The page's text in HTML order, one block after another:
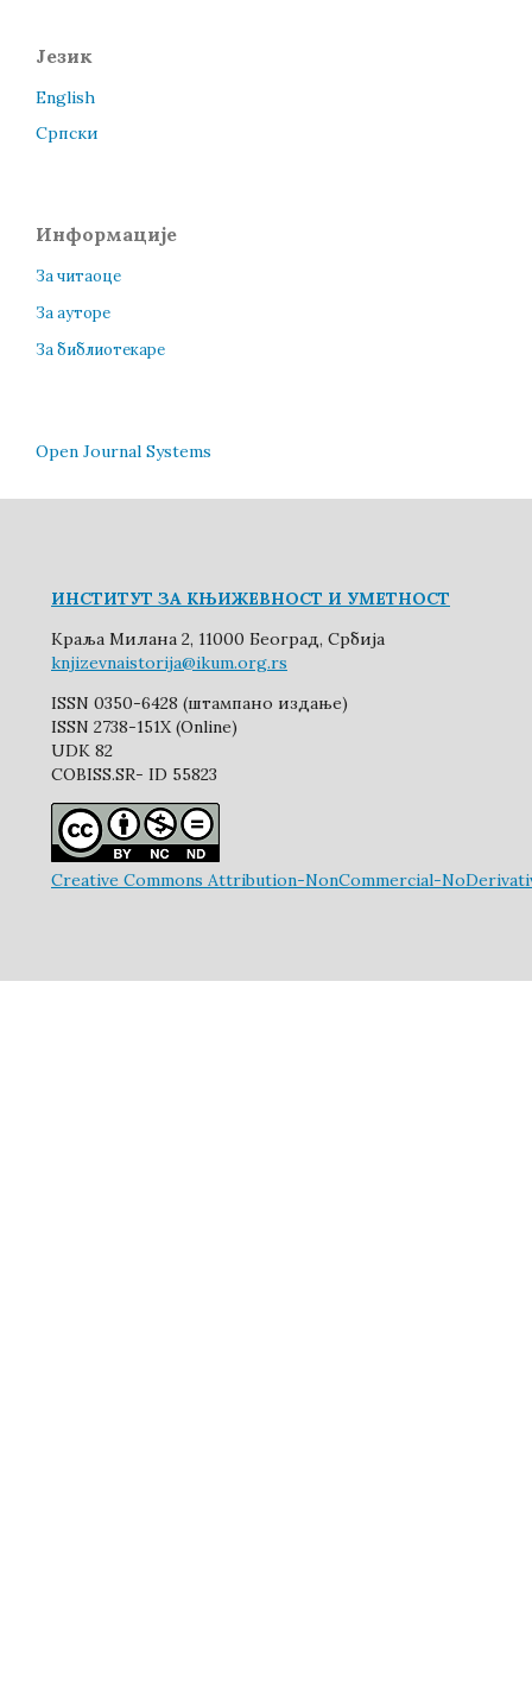
Језик
English
Cрпски
Информације
За читаоце
За ауторе
За библиотекаре
Open Journal Systems
ИНСТИТУТ ЗА КЊИЖЕВНОСТ И УМЕТНОСТ
Краља Милана 2, 11000 Београд, Србија
knjizevnaistorija@ikum.org.rs
ISSN 0350-6428 (штампано издање)
ISSN 2738-151X (Online)
UDK 82
COBISS.SR- ID 55823
Creative Commons Attribution-NonCommercial-